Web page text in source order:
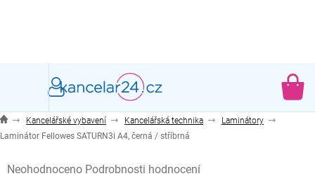
Kancelářské vybavení Kancelářská technika
Laminátory
Laminátor Fellowes SATURN3i A4, černá / stříbrná
hodnocení
Neohodnoceno Podrobnosti hodnocení